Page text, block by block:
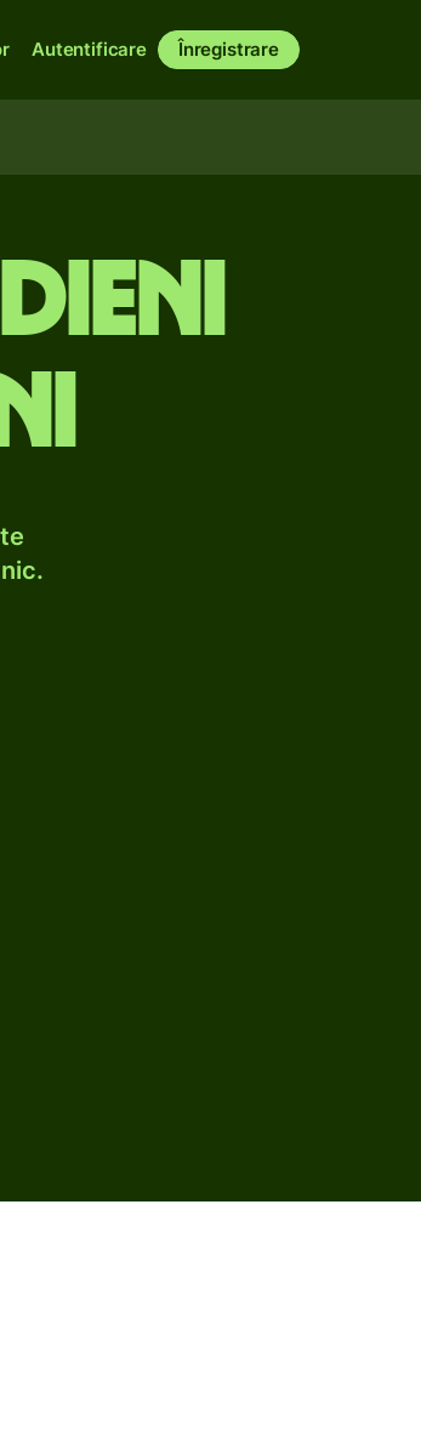
Autentificare Înregistrare